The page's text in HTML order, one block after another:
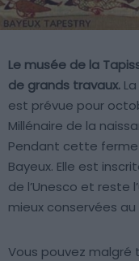
Le musée de la
de grands travaux.
est prévue pour
Millénaire de la
Pendant cette
Bayeux. Elle est
de l’Unesco et reste
mieux conservées
Vous pouvez malgré